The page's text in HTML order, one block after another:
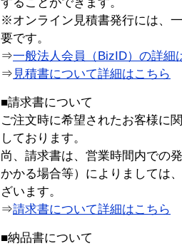
することができます。
※オンライン見積書発行には、
要です。
⇒一般法人会員（BizID）の詳細
⇒ 見積書について詳細はこちら
■請求書について
ご注文時に希望されたお客様に
しております。
尚、請求書は、営業時間内での
かかる場合等）によりましては
ざいます。
⇒請求書について詳細はこちら
■納品書について